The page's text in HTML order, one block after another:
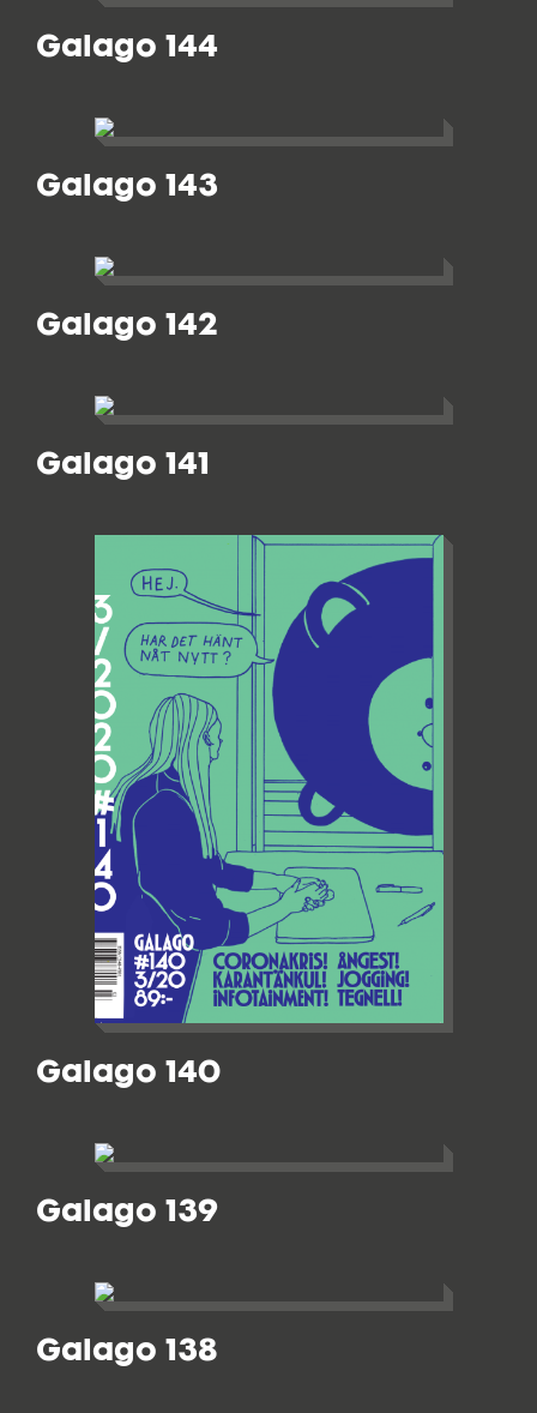
Galago 144
Galago 143
Galago 142
Galago 141
Galago 140
Galago 139
Galago 138